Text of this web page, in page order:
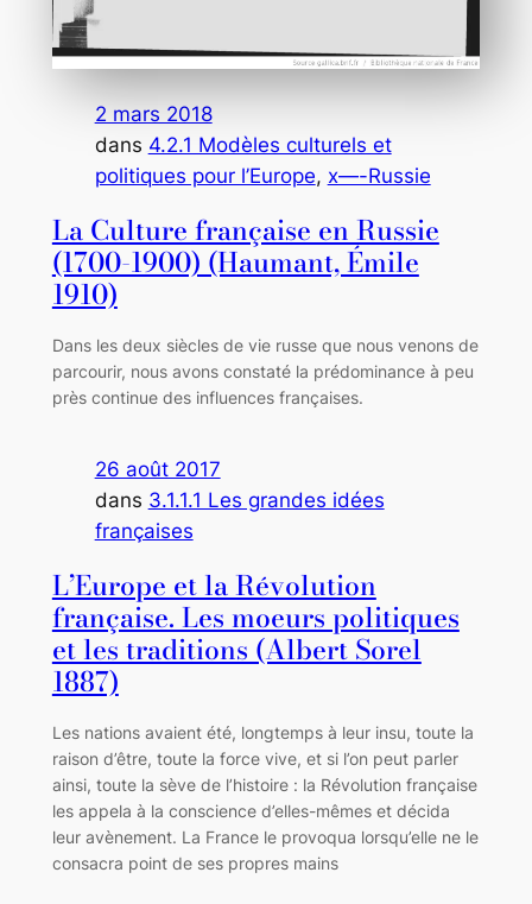
2 mars 2018
dans 4.2.1 Modèles culturels et
politiques pour l’Europe, x—-Russie
La Culture française en Russie
(1700-1900) (Haumant, Émile
1910)
Dans les deux siècles de vie russe que nous venons de
parcourir, nous avons constaté la prédominance à peu
près continue des influences françaises.
26 août 2017
dans 3.1.1.1 Les grandes idées
françaises
L’Europe et la Révolution
française. Les moeurs politiques
et les traditions (Albert Sorel
1887)
Les nations avaient été, longtemps à leur insu, toute la
raison d’être, toute la force vive, et si l’on peut parler
ainsi, toute la sève de l’histoire : la Révolution française
les appela à la conscience d’elles-mêmes et décida
leur avènement. La France le provoqua lorsqu’elle ne le
consacra point de ses propres mains